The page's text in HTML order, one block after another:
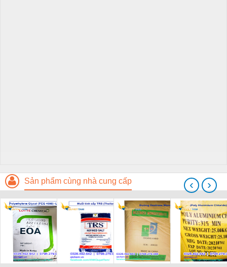
Sản phẩm cùng nhà cung cấp ‹ ›